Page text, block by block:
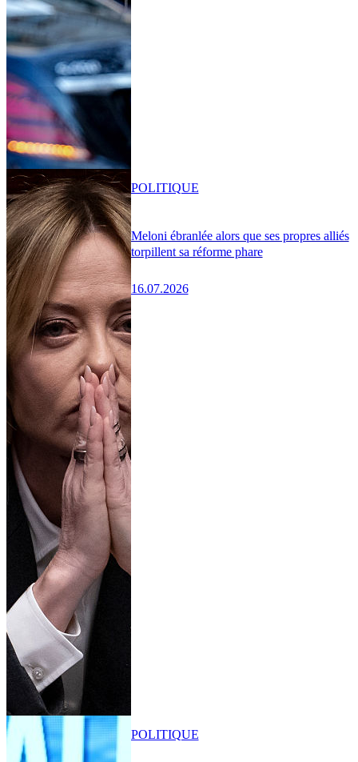
Meloni ébranlée alors que ses propres alliés
torpillent sa réforme phare
16.07.2026
POLITIQUE
POLITIQUE